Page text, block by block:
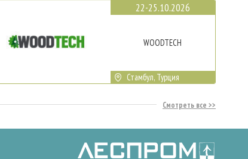
22-25.10.2026
WOODTECH
Стамбул, Турция
Смотреть все